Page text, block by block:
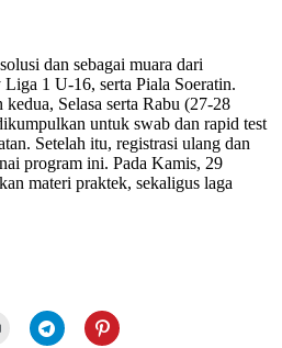
dan sebagai muara dari
1 U-16, serta Piala Soeratin.
kedua, Selasa serta Rabu (27-28
untuk swab dan rapid test
Setelah itu, registrasi ulang dan
program ini. Pada Kamis, 29
materi praktek, sekaligus laga